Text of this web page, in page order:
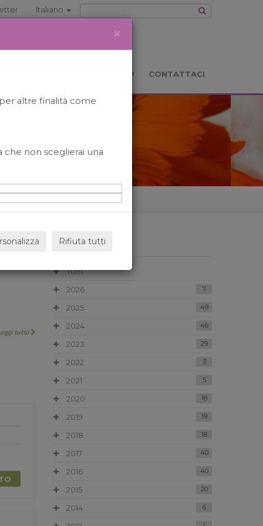
Italiano
BOOKSHOP CONTATTACI
tutto
ARCHIVIO
Tutti
2026
7
2025 49
2024 46
2023 29
2022 3
2021 5
2020 18
2019 19
2018 18
2017 40
2016 40
2015 20
2014 6
×
altre finalità come
che non sceglierai una
Rifiuta tutti